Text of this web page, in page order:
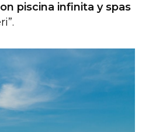
piscina infinita y spas